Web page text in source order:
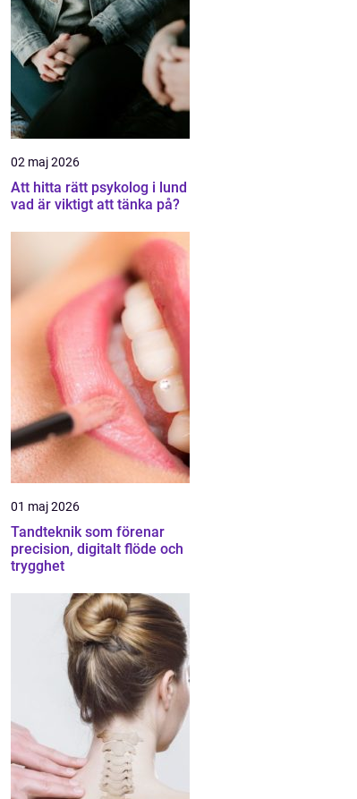
02 maj 2026
Att hitta rätt psykolog i lund
vad är viktigt att tänka på?
01 maj 2026
Tandteknik som förenar
precision, digitalt flöde och
trygghet